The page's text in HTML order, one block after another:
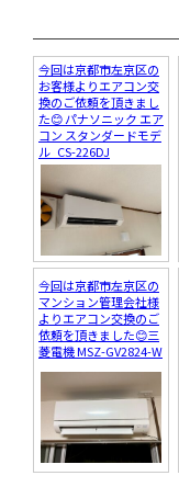
今回は京都市左京区の
お客様よりエアコン交
換のご依頼を頂きまし
た😊 パナソニック エア
コン スタンダードモデ
ル CS-226DJ
今回は京都市左京区の
マンション管理会社様
よりエアコン交換のご
依頼を頂きました😊三
菱電機 MSZ-GV2824-W